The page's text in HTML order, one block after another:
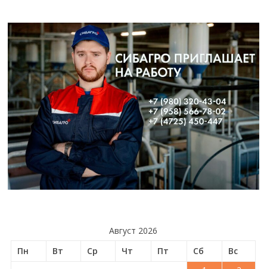
Август 2026
Пн
Вт Ср Чт Пт Сб
Вс